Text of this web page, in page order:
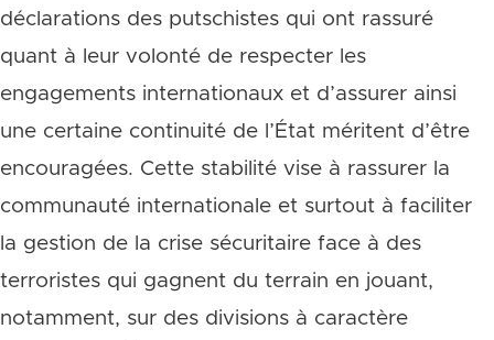
déclarations des putschistes qui ont rassuré
quant à leur volonté de respecter les
engagements internationaux et d’assurer ainsi
une certaine continuité de l’État méritent d’être
encouragées. Cette stabilité vise à rassurer la
communauté internationale et surtout à faciliter
la gestion de la crise sécuritaire face à des
terroristes qui gagnent du terrain en jouant,
notamment, sur des divisions à caractère